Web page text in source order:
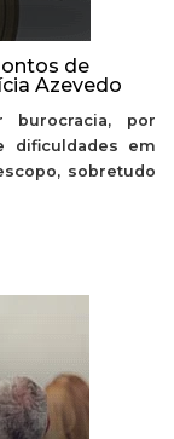
de
Azevedo
burocracia, por
dificuldades em
sobretudo